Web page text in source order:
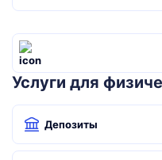
Услуги для
Депозиты